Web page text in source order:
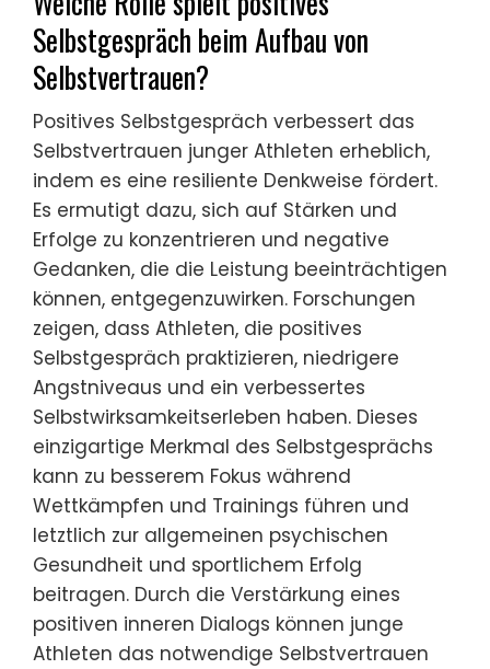
Selbstgespräch beim Aufbau von
Selbstvertrauen?
Positives Selbstgespräch verbessert das
Selbstvertrauen junger Athleten erheblich,
indem es eine resiliente Denkweise fördert.
Es ermutigt dazu, sich auf Stärken und
Erfolge zu konzentrieren und negative
Gedanken, die die Leistung beeinträchtigen
können, entgegenzuwirken. Forschungen
zeigen, dass Athleten, die positives
Selbstgespräch praktizieren, niedrigere
Angstniveaus und ein verbessertes
Selbstwirksamkeitserleben haben. Dieses
einzigartige Merkmal des Selbstgesprächs
kann zu besserem Fokus während
Wettkämpfen und Trainings führen und
letztlich zur allgemeinen psychischen
Gesundheit und sportlichem Erfolg
beitragen. Durch die Verstärkung eines
positiven inneren Dialogs können junge
Athleten das notwendige Selbstvertrauen